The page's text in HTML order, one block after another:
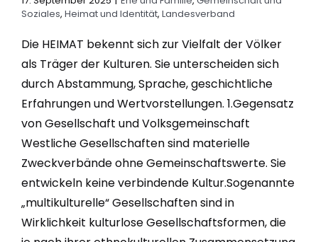
Soziales, Heimat und Identität, Landesverband
Die HEIMAT bekennt sich zur Vielfalt der Völker
als Träger der Kulturen. Sie unterscheiden sich
durch Abstammung, Sprache, geschichtliche
Erfahrungen und Wertvorstellungen. 1.Gegensatz
von Gesellschaft und Volksgemeinschaft
Westliche Gesellschaften sind materielle
Zweckverbände ohne Gemeinschaftswerte. Sie
entwickeln keine verbindende Kultur.Sogenannte
„multikulturelle“ Gesellschaften sind in
Wirklichkeit kulturlose Gesellschaftsformen, die